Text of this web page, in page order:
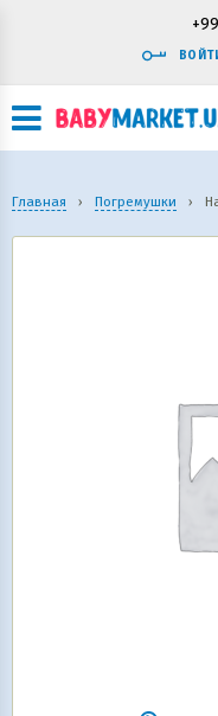
Главная › Погремушки ›